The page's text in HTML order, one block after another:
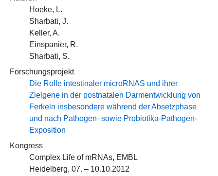
Hoeke, L.
Sharbati, J.
Keller, A.
Einspanier, R.
Sharbati, S.
Forschungsprojekt
Die Rolle intestinaler microRNAS und ihrer
Zielgene in der postnatalen Darmentwicklung von
Ferkeln insbesondere während der Absetzphase
und nach Pathogen- sowie Probiotika-Pathogen-
Exposition
Kongress
Complex Life of mRNAs, EMBL
Heidelberg, 07. – 10.10.2012